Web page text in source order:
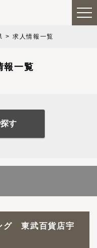
求人情報一覧
報一覧
す
グ 東武百貨店宇